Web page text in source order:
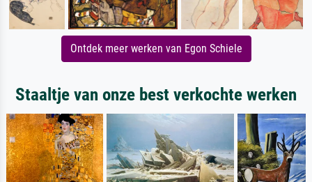
Ontdek meer werken van Egon Schiele
Staaltje van onze best verkochte werken